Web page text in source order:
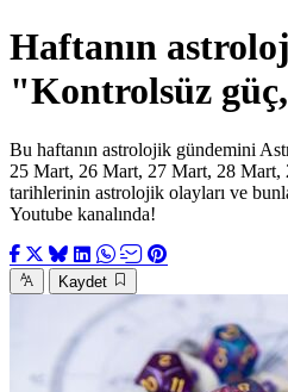
Haftanın
"Kontrolsüz
Bu haftanın astrolojik gündemini
25 Mart, 26 Mart, 27 Mart, 28
tarihlerinin astrolojik olayları ve
Youtube kanalında!
Kaydet